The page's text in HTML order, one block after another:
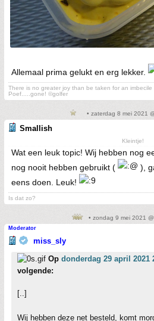
Allemaal prima gelukt en erg lekker.
There is no greater joy than be taken for an imbecile
Poef.....gone! ©golfer
• zaterdag 8 mei 2021
Smallish
Kleintje!
Wat een leuk topic! Wij hebben nog
nog nooit hebben gebruikt (
),
eens doen. Leuk!
Is dat zo?
• zondag 9 mei 2021
Moderator
miss_sly
Op donderdag 29 april 2021
volgende:
[..]
Wij hebben deze net besteld, komt